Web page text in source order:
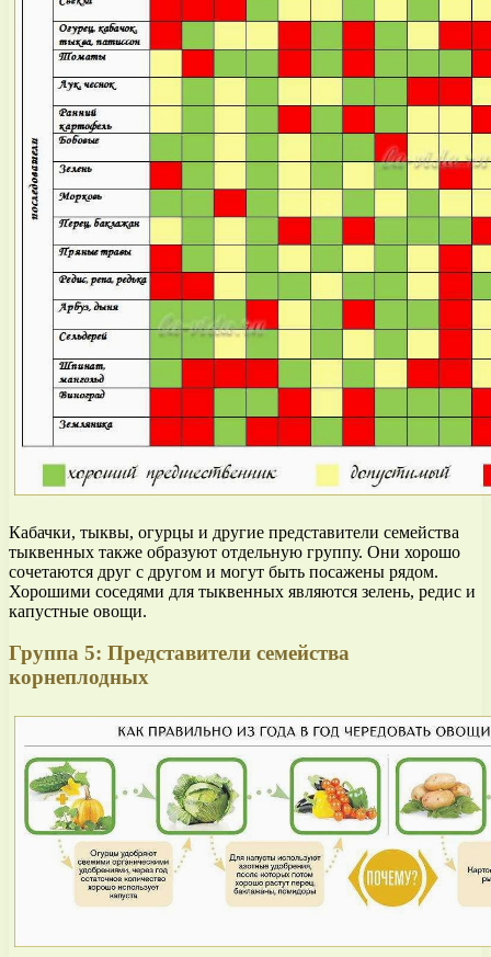
Кабачки, тыквы, огурцы и другие представители семейства
тыквенных также образуют отдельную группу. Они хорошо
сочетаются друг с другом и могут быть посажены рядом.
Хорошими соседями для тыквенных являются зелень, редис и
капустные овощи.
Группа 5: Представители семейства
корнеплодных